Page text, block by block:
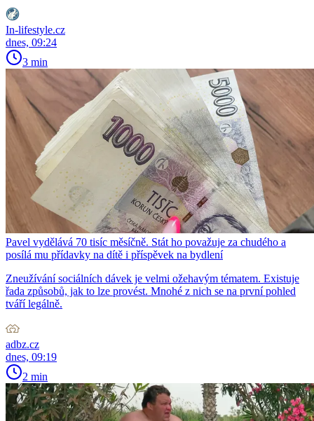
In-lifestyle.cz
dnes, 09:24
3 min
Pavel vydělává 70 tisíc měsíčně. Stát ho považuje za chudého a
posílá mu přídavky na dítě i příspěvek na bydlení
Zneužívání sociálních dávek je velmi ožehavým tématem. Existuje
řada způsobů, jak to lze provést. Mnohé z nich se na první pohled
tváří legálně.
adbz.cz
dnes, 09:19
2 min